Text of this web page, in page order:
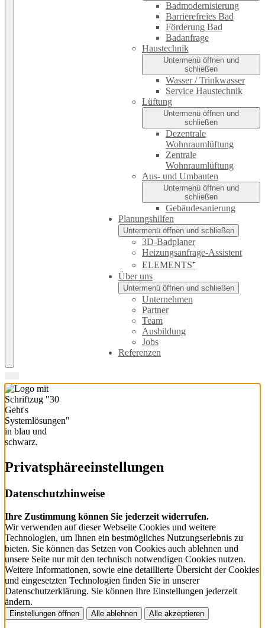
Badmodernisierung
Barrierefreies Bad
Förderung Bad
Badanfrage
Haustechnik
Untermenü öffnen und
schließen
Wasser / Trinkwasser
Service Haustechnik
Lüftung
Untermenü öffnen und
schließen
Dezentrale
Wohnraumlüftung
Zentrale
Wohnraumlüftung
Aus- und Umbauten
Untermenü öffnen und
schließen
Gebäudesanierung
Planungshilfen
Untermenü öffnen und schließen
3D-Badplaner
Heizungsanfrage-Assistent
ELEMENTS⁺
Über uns
Untermenü öffnen und schließen
Unternehmen
Partner
Team
Ausbildung
Jobs
Referenzen
Privatsphäre­einstellungen
Datenschutzhinweise
Ihre Zustimmung können Sie jederzeit widerrufen.
Wir verwenden auf dieser Webseite Cookies und weitere
Technologien, um Ihnen ein bestmögliches Nutzungserlebnis zu
bieten. Sie können das Setzen von Cookies auch ablehnen und
unsere Seite nur mit den technisch notwendigen Cookies nutzen.
Weitere Informationen, sowie eine detaillierte Übersicht der Cookies
und eingesetzten Technologien finden Sie in unserer
Datenschutzerklärung. Sie können Ihre Einstellungen jederzeit
ändern.
Einstellungen öffnen Alle ablehnen Alle akzeptieren